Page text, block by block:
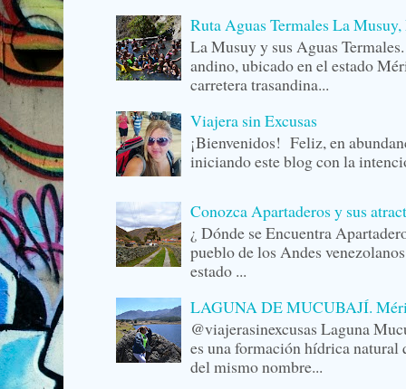
Ruta Aguas Termales La
La Musuy y sus Aguas
andino, ubicado en el estado
carretera trasandina...
Viajera sin Excusas
¡Bienvenidos! Feliz, en
iniciando este blog con la
Conozca Apartaderos y sus
¿ Dónde se Encuentra
pueblo de los Andes
estado ...
LAGUNA DE MUCUBAJÍ.
@viajerasinexcusas Laguna
es una formación hídrica natural
del mismo nombre...